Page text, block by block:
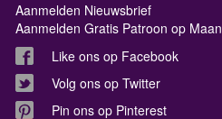
Aanmelden Nieuwsbrief
Aanmelden Gratis Patroon op
Like ons op Facebook
Volg ons op Twitter
Pin ons op Pinterest